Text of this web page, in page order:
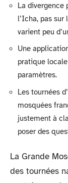
La divergence
l’Icha, pas sur
varient peu
Une
pratique
paramètres.
Les tournées
mosquées
justement à
poser des
La Grande
des tournées